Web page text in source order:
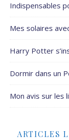
Indispensables
Mes solaires
Harry Potter
Dormir dans un
Mon avis sur les
ARTICLES